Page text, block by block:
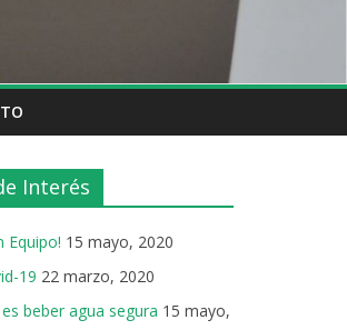
Interés
Equipo! 15 mayo, 2020
19 22 marzo, 2020
beber agua segura 15 mayo,